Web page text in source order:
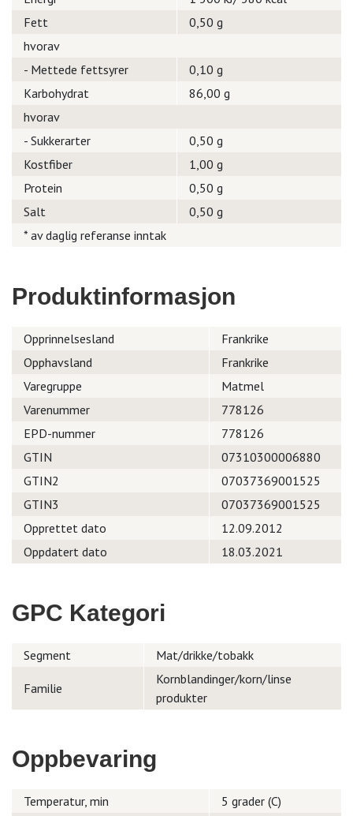
Fett
0,50 g
hvorav
- Mettede fettsyrer
0,10 g
Karbohydrat
86,00 g
hvorav
- Sukkerarter
0,50 g
Kostfiber
1,00 g
Protein
0,50 g
Salt
0,50 g
* av daglig referanse inntak
Produktinformasjon
Opprinnelsesland
Frankrike
Opphavsland
Frankrike
Varegruppe
Matmel
Varenummer
778126
EPD-nummer
778126
GTIN
07310300006880
GTIN2
07037369001525
GTIN3
07037369001525
Opprettet dato
12.09.2012
Oppdatert dato
18.03.2021
GPC Kategori
Segment Mat/drikke/tobakk
Familie
Kornblandinger/korn/linse
produkter
Oppbevaring
Temperatur, min
5 grader (C)